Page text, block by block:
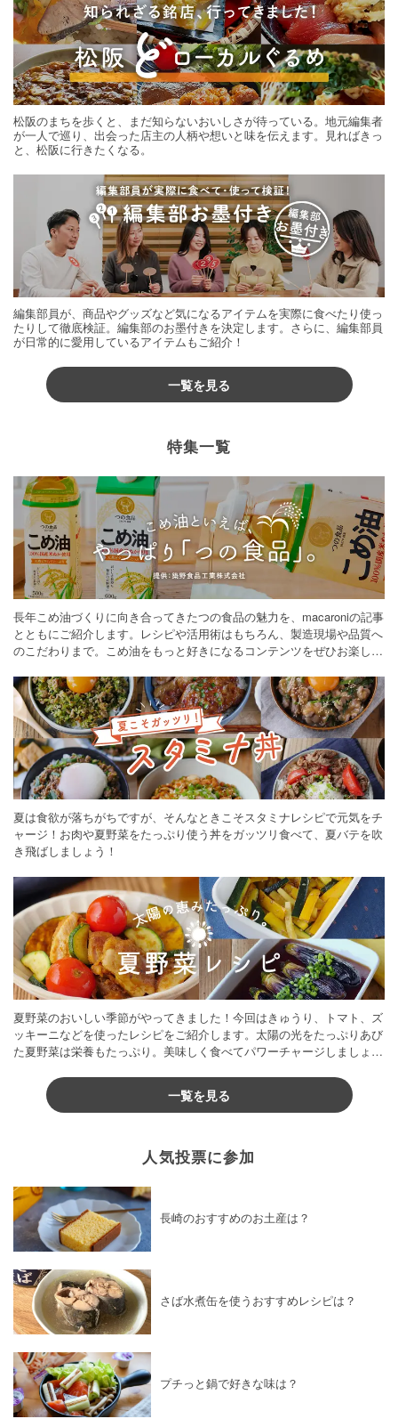
松阪のまちを歩くと、まだ知らないおいしさが待っている。地元編集者
が一人で巡り、出会った店主の人柄や想いと味を伝えます。見ればきっ
と、松阪に行きたくなる。
編集部員が、商品やグッズなど気になるアイテムを実際に食べたり使っ
たりして徹底検証。編集部のお墨付きを決定します。さらに、編集部員
が日常的に愛用しているアイテムもご紹介！
一覧を見る
特集一覧
長年こめ油づくりに向き合ってきたつの食品の魅力を、macaroniの記事
とともにご紹介します。レシピや活用術はもちろん、製造現場や品質へ
のこだわりまで。こめ油をもっと好きになるコンテンツをぜひお楽しみ
夏は食欲が落ちがちですが、そんなときこそスタミナレシピで元気をチ
ャージ！お肉や夏野菜をたっぷり使う丼をガッツリ食べて、夏バテを吹
き飛ばしましょう！
夏野菜のおいしい季節がやってきました！今回はきゅうり、トマト、ズ
ッキーニなどを使ったレシピをご紹介します。太陽の光をたっぷりあび
た夏野菜は栄養もたっぷり。美味しく食べてパワーチャージしましょう
一覧を見る
人気投票に参加
長崎のおすすめのお土産は？
さば水煮缶を使うおすすめレシピは？
プチっと鍋で好きな味は？